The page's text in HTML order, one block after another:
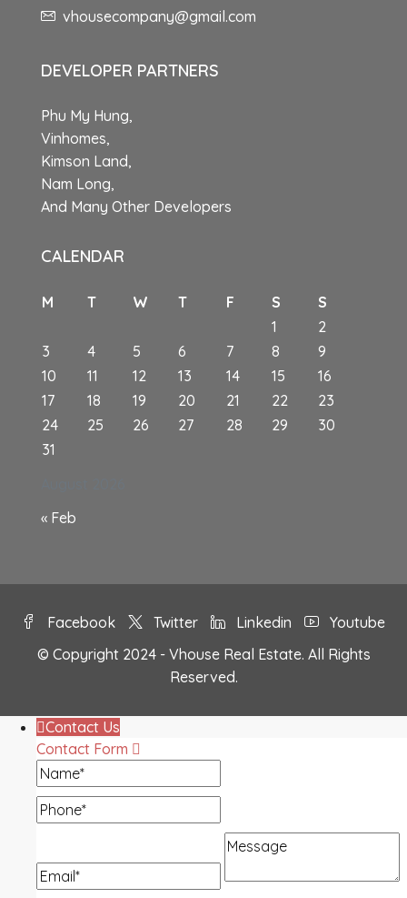
vhousecompany@gmail.com
DEVELOPER PARTNERS
Phu My Hung,
Vinhomes,
Kimson Land,
Nam Long,
And Many Other Developers
CALENDAR
M T W T F S
S
1
2
3
4 5 6 7 8
9
10
11 12 13 14 15
16
17
18 19 20 21 22
23
24
25 26 27 28 29
30
31
« Feb
Facebook Twitter Linkedin
Youtube
© Copyright 2024 - Vhouse Real Estate. All Rights
Reserved.
Contact Us
Contact Form
Name
Phone
Email
Message